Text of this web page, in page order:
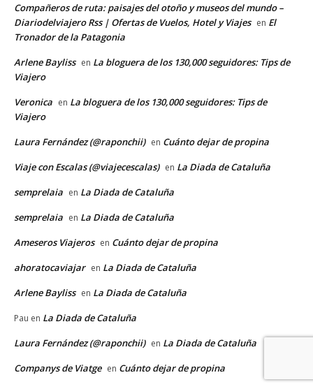
Compañeros de ruta: paisajes del otoño y museos del mundo –
Diariodelviajero Rss | Ofertas de Vuelos, Hotel y Viajes en El
Tronador de la Patagonia
Arlene Bayliss en La bloguera de los 130,000 seguidores: Tips de
Viajero
Veronica en La bloguera de los 130,000 seguidores: Tips de
Viajero
Laura Fernández (@raponchii) en Cuánto dejar de propina
Viaje con Escalas (@viajecescalas) en La Diada de Cataluña
semprelaia en La Diada de Cataluña
semprelaia en La Diada de Cataluña
Ameseros Viajeros en Cuánto dejar de propina
ahoratocaviajar en La Diada de Cataluña
Arlene Bayliss en La Diada de Cataluña
Pau en La Diada de Cataluña
Laura Fernández (@raponchii) en La Diada de Cataluña
Companys de Viatge en Cuánto dejar de propina